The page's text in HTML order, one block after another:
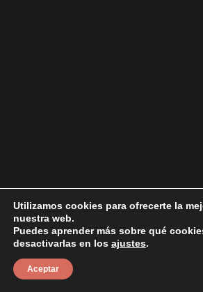
Utilizamos cookies para ofrecerte la
nuestra web.
Puedes aprender más sobre qué
desactivarlas en los ajustes.
Aceptar